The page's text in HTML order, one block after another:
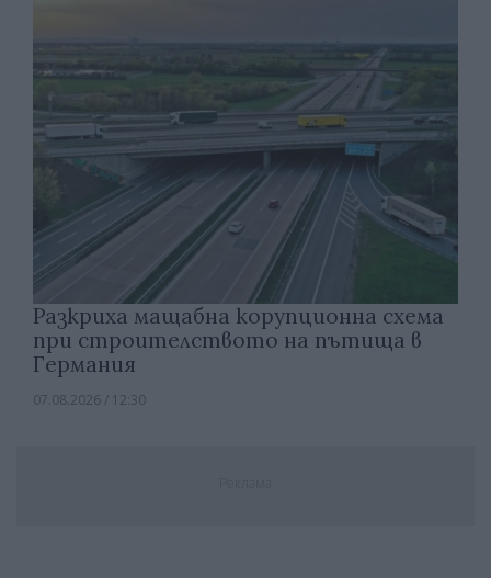
Разкриха мащабна корупционна схема
при строителството на пътища в
Германия
07.08.2026 / 12:30